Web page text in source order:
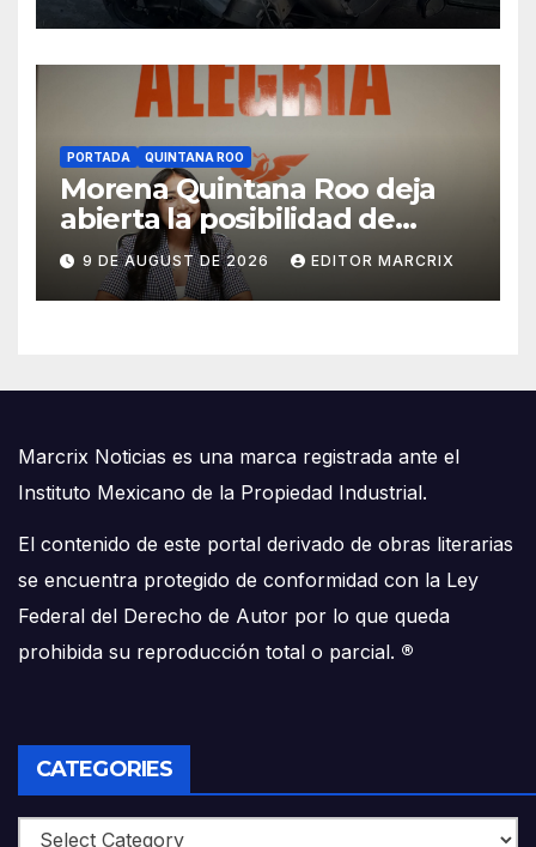
PORTADA QUINTANA ROO
Morena Quintana Roo deja
abierta la posibilidad de
sumar a Lidia Rojas
9 DE AUGUST DE 2026 EDITOR MARCRIX
Marcrix Noticias es una marca registrada ante el
Instituto Mexicano de la Propiedad Industrial.
El contenido de este portal derivado de obras literarias
se encuentra protegido de conformidad con la Ley
Federal del Derecho de Autor por lo que queda
prohibida su reproducción total o parcial. ®
CATEGORIES
Categories